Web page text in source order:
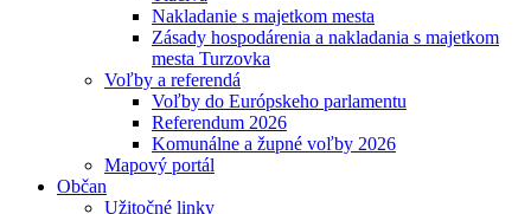
Nakladanie s majetkom mesta
Zásady hospodárenia a nakladania s majetkom
mesta Turzovka
Voľby a referendá
Voľby do Európskeho parlamentu
Referendum 2026
Komunálne a župné voľby 2026
Mapový portál
Občan
Užitočné linky